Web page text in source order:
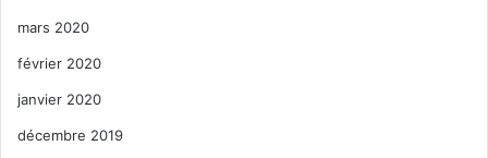
mars 2020
février 2020
janvier 2020
décembre 2019